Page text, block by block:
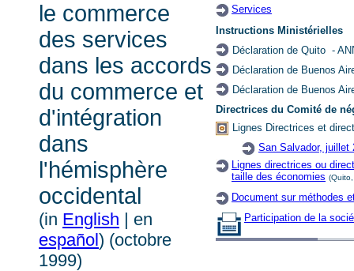
le commerce
des services
dans les accords
du commerce et
d'intégration
dans
l'hémisphère
occidental
(in English | en
español) (octobre
1999)
Services
Instructions Ministérielles
Déclaration de Quito -
Déclaration de Buenos
Déclaration de Buenos
Directrices du Comité de
Lignes Directrices et
San Salvador, juillet
Lignes directrices ou
taille des économies
Document sur méthodes
Participation de la